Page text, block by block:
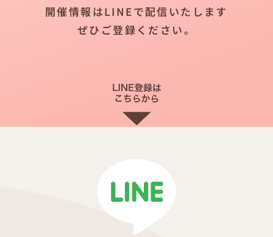
開催情報はLINEで配信いたします
ぜひご登録ください。